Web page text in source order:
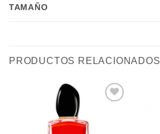
TAMAÑO
PRODUCTOS RELACIONADOS